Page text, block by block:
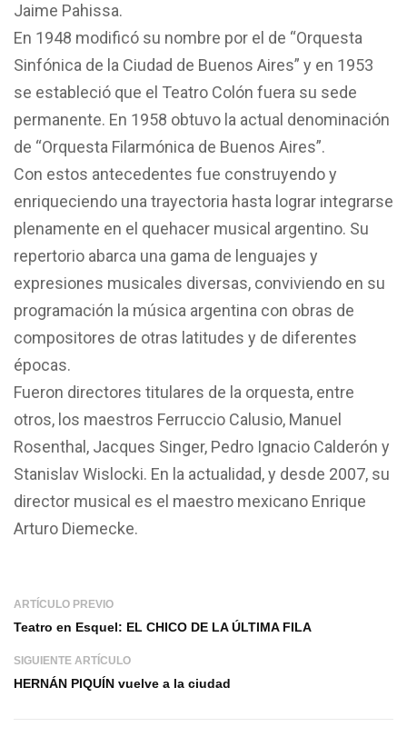
Jaime Pahissa.
En 1948 modificó su nombre por el de “Orquesta
Sinfónica de la Ciudad de Buenos Aires” y en 1953
se estableció que el Teatro Colón fuera su sede
permanente. En 1958 obtuvo la actual denominación
de “Orquesta Filarmónica de Buenos Aires”.
Con estos antecedentes fue construyendo y
enriqueciendo una trayectoria hasta lograr integrarse
plenamente en el quehacer musical argentino. Su
repertorio abarca una gama de lenguajes y
expresiones musicales diversas, conviviendo en su
programación la música argentina con obras de
compositores de otras latitudes y de diferentes
épocas.
Fueron directores titulares de la orquesta, entre
otros, los maestros Ferruccio Calusio, Manuel
Rosenthal, Jacques Singer, Pedro Ignacio Calderón y
Stanislav Wislocki. En la actualidad, y desde 2007, su
director musical es el maestro mexicano Enrique
Arturo Diemecke.
ARTÍCULO PREVIO
Teatro en Esquel: EL CHICO DE LA ÚLTIMA FILA
SIGUIENTE ARTÍCULO
HERNÁN PIQUÍN vuelve a la ciudad